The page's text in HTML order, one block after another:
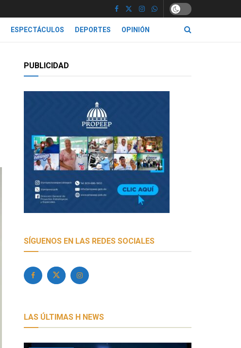
ESPECTÁCULOS DEPORTES OPINIÓN
PUBLICIDAD
SÍGUENOS EN LAS REDES SOCIALES
LAS ÚLTIMAS H NEWS